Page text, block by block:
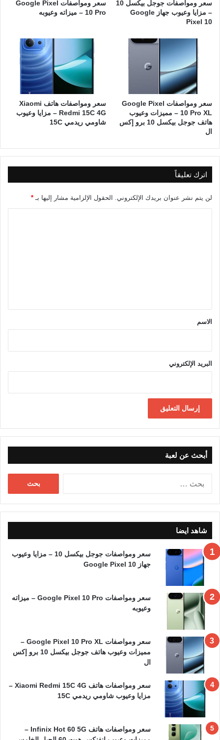
سعر ومواصفات جوجل بيكسل 10
– مزايا وعيوب جهاز Google
Pixel 10
سعر ومواصفات Google Pixel
10 Pro – ميزاته وعيوبه
سعر ومواصفات Google Pixel
10 Pro XL – مميزات وعيوب
هاتف جوجل بيكسل 10 برو إكس
ال
سعر ومواصفات هاتف Xiaomi
Redmi 15C 4G – مزايا وعيوب
شاومي ريدمي 15C
اترك تعليقاً
لن يتم نشر عنوان بريدك الإلكتروني. الحقول الإلزامية مشار إليها بـ *
*الاسم
البريد الإلكتروني
أبحث عن لعبة
شاهد ايضا
سعر ومواصفات جوجل بيكسل 10 – مزايا وعيوب
جهاز Google Pixel 10
سعر ومواصفات Google Pixel 10 Pro – ميزاته
وعيوبه
سعر ومواصفات Google Pixel 10 Pro XL –
مميزات وعيوب هاتف جوجل بيكسل 10 برو إكس
ال
سعر ومواصفات هاتف Xiaomi Redmi 15C 4G –
مزايا وعيوب شاومي ريدمي 15C
سعر ومواصفات هاتف Infinix Hot 60 5G –